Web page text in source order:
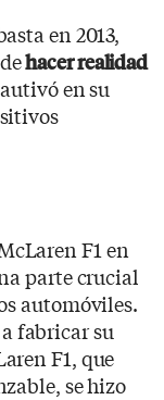
en 2013,
hacer realidad
en su
F1 en
parte crucial
automóviles.
fabricar su
F1, que
se hizo